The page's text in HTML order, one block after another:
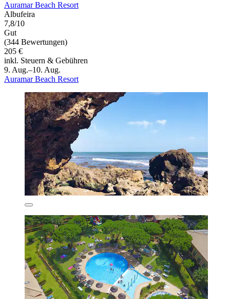
Auramar Beach Resort
Albufeira
7,8/10
Gut
(344 Bewertungen)
205 €
inkl. Steuern & Gebühren
9. Aug.–10. Aug.
Auramar Beach Resort